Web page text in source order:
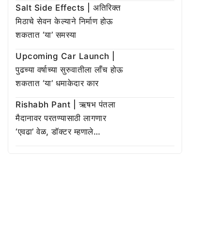
Salt Side Effects | अतिरिक्त
मिठाचे सेवन केल्याने निर्माण होऊ
शकतात ‘या’ समस्या
Upcoming Car Launch |
पुढच्या वर्षाच्या सुरुवातीला लाँच होऊ
शकतात ‘या’ धमाकेदार कार
Rishabh Pant | ऋषभ पंतला
मैदानावर परतण्यासाठी लागणार
‘एवढा’ वेळ, डॉक्टर म्हणाले…